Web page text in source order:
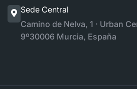
Sede Central
Camino de Nelva, 1 · Urban
9º30006 Murcia, España